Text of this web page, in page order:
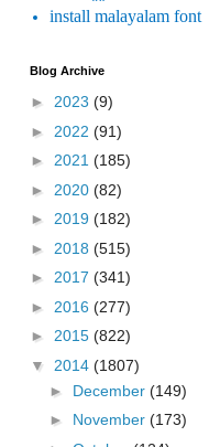
install malayalam font
Blog Archive
► 2023 (9)
► 2022 (91)
► 2021 (185)
► 2020 (82)
► 2019 (182)
► 2018 (515)
► 2017 (341)
► 2016 (277)
► 2015 (822)
▼ 2014 (1807)
► December (149)
► November (173)